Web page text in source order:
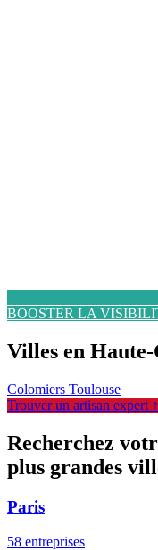
BOOSTER LA
Villes en
Colomiers Toulouse
Trouver un artisan expert ↑
Recherchez
plus grandes
Paris
58 entreprises